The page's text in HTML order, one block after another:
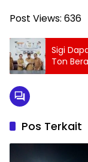
Post Views: 636
Sigi
Ton
Pos Terkait